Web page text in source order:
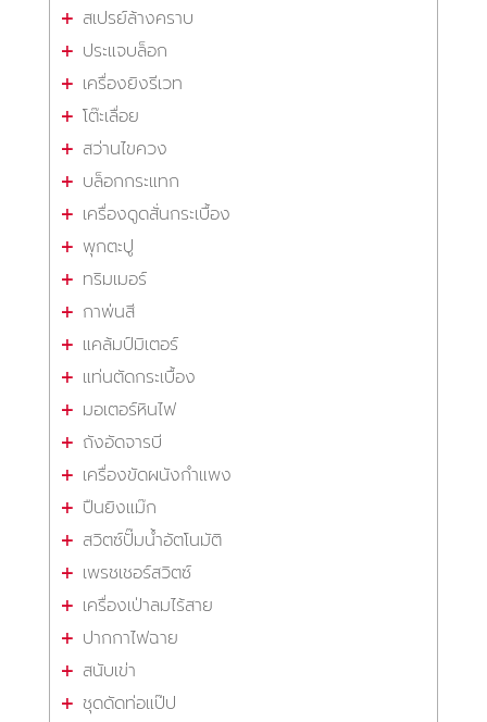
สเปรย์ล้างคราบ
ประแจบล็อก
เครื่องยิงรีเวท
โต๊ะเลื่อย
สว่านไขควง
บล็อกกระแทก
เครื่องดูดสั่นกระเบื้อง
พุกตะปู
ทริมเมอร์
กาพ่นสี
แคล้มป์มิเตอร์
แท่นตัดกระเบื้อง
มอเตอร์หินไฟ
ถังอัดจารบี
เครื่องขัดผนังกำแพง
ปืนยิงแม๊ก
สวิตซ์ปั๊มน้ำอัตโนมัติ
เพรชเชอร์สวิตซ์
เครื่องเป่าลมไร้สาย
ปากกาไฟฉาย
สนับเข่า
ชุดดัดท่อแป๊ป